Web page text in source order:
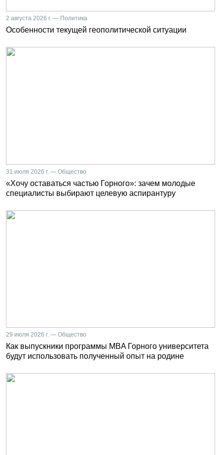
2 августа 2026 г. — Политика
Особенности текущей геополитической ситуации
31 июля 2026 г. — Общество
«Хочу оставаться частью Горного»: зачем молодые
специалисты выбирают целевую аспирантуру
29 июля 2026 г. — Общество
Как выпускники программы MBA Горного университета
будут использовать полученный опыт на родине